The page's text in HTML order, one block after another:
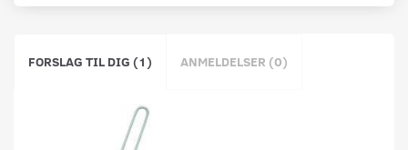
FORSLAG TIL DIG (1) ANMELDELSER (0)